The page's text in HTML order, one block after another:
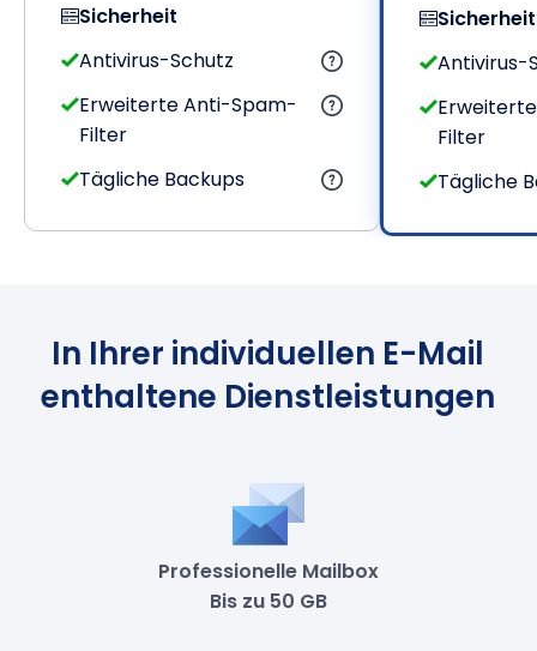
Sicherheit
Antivirus-Schutz
Erweiterte Anti-Spam-
Filter
Tägliche Backups
Sicherheit
Antivirus-
Filter
Tägliche
In Ihrer individuellen E-Mail
enthaltene Dienstleistungen
Professionelle Mailbox
Bis zu 50 GB